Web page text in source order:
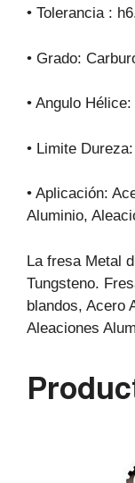
• Tolerancia :
• Grado:
• Angulo Hélice:
• Limite
• Aplicación:
Aluminio,
La fresa Metal
Tungsteno.
blandos, Acero
Aleaciones